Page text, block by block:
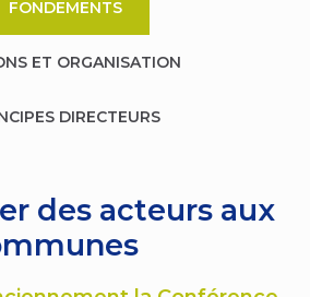
FONDEMENTS
ET ORGANISATION
DIRECTEURS
des acteurs aux